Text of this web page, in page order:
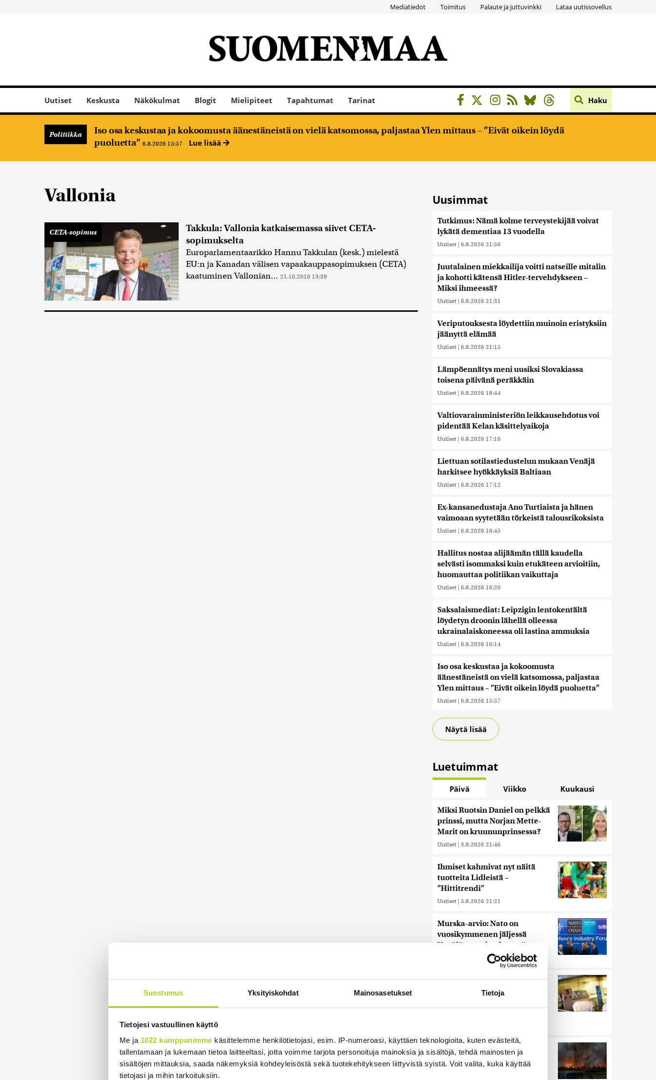
Suostumus Yksityiskohdat Mainosasetukset Tietoja
Tietojesi vastuullinen käyttö
Me ja 1022 kumppanimme käsittelemme henkilötietojasi, esim. IP-numeroasi, käyttäen teknologioita, kuten evästeitä,
tallentamaan ja lukemaan tietoa laitteeltasi, jotta voimme tarjota personoituja mainoksia ja sisältöjä, tehdä mainosten ja
sisältöjen mittauksia, saada näkemyksiä kohdeyleisöstä sekä tuotekehitykseen liittyvistä syistä. Voit valita, kuka käyttää
tietojasi ja mihin tarkoituksiin.
Mediatiedot Toimitus Palaute ja juttuvinkki Lataa uutissovellus
Uutiset Keskusta Näkökulmat Blogit Mielipiteet Tapahtumat Tarinat Haku
Politiikka
Iso osa keskustaa ja kokoomusta äänestäneistä on vielä katsomossa, paljastaa Ylen mittaus – ”Eivät oikein löydä
puoluetta” 6.8.2026 15:57 Lue lisää
Vallonia
CETA-sopimus
Takkula: Vallonia katkaisemassa siivet CETA-
sopimukselta
Europarlamentaarikko Hannu Takkulan (kesk.) mielestä
EU:n ja Kanadan välisen vapaakauppasopimuksen (CETA)
kaatuminen Vallonian... 21.10.2016 13:39
Uusimmat
Tutkimus: Nämä kolme terveystekijää voivat
lykätä dementiaa 13 vuodella
Uutiset | 6.8.2026 21:50
Juutalainen miekkailija voitti natseille mitalin
ja kohotti kätensä Hitler-tervehdykseen –
Miksi ihmeessä?
Uutiset | 6.8.2026 21:31
Veriputouksesta löydettiin muinoin eristyksiin
jäänyttä elämää
Uutiset | 6.8.2026 21:15
Lämpöennätys meni uusiksi Slovakiassa
toisena päivänä peräkkäin
Uutiset | 6.8.2026 18:44
Valtiovarainministeriön leikkausehdotus voi
pidentää Kelan käsittelyaikoja
Uutiset | 6.8.2026 17:16
Liettuan sotilastiedustelun mukaan Venäjä
harkitsee hyökkäyksiä Baltiaan
Uutiset | 6.8.2026 17:12
Ex-kansanedustaja Ano Turtiaista ja hänen
vaimoaan syytetään törkeistä talousrikoksista
Uutiset | 6.8.2026 16:45
Hallitus nostaa alijäämän tällä kaudella
selvästi isommaksi kuin etukäteen arvioitiin,
huomauttaa politiikan vaikuttaja
Uutiset | 6.8.2026 16:20
Saksalaismediat: Leipzigin lentokentältä
löydetyn droonin lähellä olleessa
ukrainalaiskoneessa oli lastina ammuksia
Uutiset | 6.8.2026 16:14
Iso osa keskustaa ja kokoomusta
äänestäneistä on vielä katsomossa, paljastaa
Ylen mittaus – ”Eivät oikein löydä puoluetta”
Uutiset | 6.8.2026 15:57
Näytä lisää
Luetuimmat
Päivä Viikko Kuukausi
Miksi Ruotsin Daniel on pelkkä
prinssi, mutta Norjan Mette-
Marit on kruununprinsessa?
Uutiset | 3.8.2026 21:46
Ihmiset kahmivat nyt näitä
tuotteita Lidleistä –
”Hittitrendi”
Uutiset | 5.8.2026 21:21
Murska-arvio: Nato on
vuosikymmenen jäljessä
Venäjän suorituskyvystä
5.8.2026 22:15
Nämä ihmiset sairastuvat
muita herkemmin sydän- ja
Ukrainan mukaan yhtään
Venäjän ohjusta ei kyetty
pudottamaan iskussa, jossa